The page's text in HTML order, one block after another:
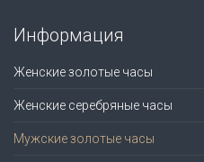
Информация
Женские золотые часы
Женские серебряные часы
Мужские золотые часы